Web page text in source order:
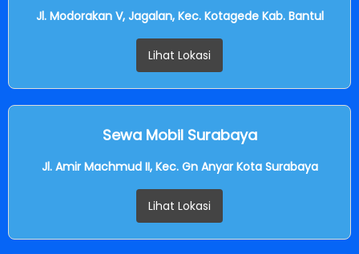
Jl. Modorakan V, Jagalan, Kec. Kotagede Kab. Bantul
Lihat Lokasi
Sewa Mobil Surabaya
Jl. Amir Machmud II, Kec. Gn Anyar Kota Surabaya
Lihat Lokasi